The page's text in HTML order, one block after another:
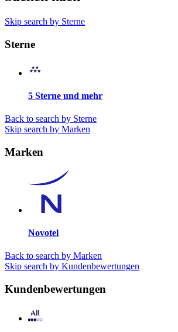
Skip search by Sterne
Sterne
5 Sterne und mehr
Back to search by Sterne
Skip search by Marken
Marken
Novotel
Back to search by Marken
Skip search by Kundenbewertungen
Kundenbewertungen